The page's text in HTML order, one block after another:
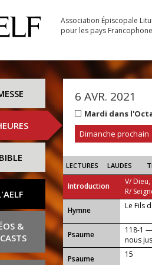
Association Épiscopale
pour les pays
&
6 AVR. 2021
Mardi dans
Dimanche prochain
LECTURES LAUDES
Introduction
V/
R/
...
Hymne Le Fils
Psaume
118-1
nous
Psaume
15